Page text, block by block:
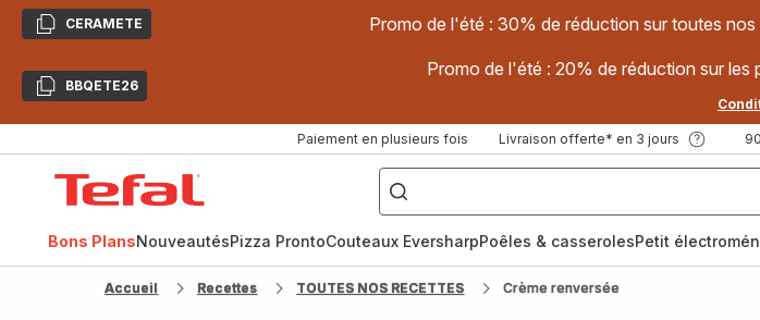
CopierCERAMETE Promo de l'été : 30% de réduction sur toutes
CopierBBQETE26
Promo de l'été : 20% de réduction sur les
Paiement en plusieurs fois Livraison offerte* en 3 jours
["Poêles
inox,
Cake
Factory,
Bons PlansNouveautésPizza ProntoCouteaux EversharpPoêles & casserolesPetit
Accueil Recettes TOUTES NOS RECETTES Crème renversée